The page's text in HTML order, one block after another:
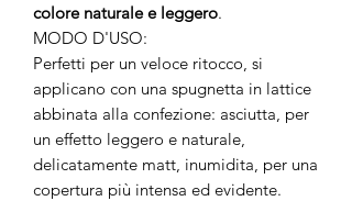
colore naturale e leggero.
MODO D'USO:
Perfetti per un veloce ritocco, si
applicano con una spugnetta in lattice
abbinata alla confezione: asciutta, per
un effetto leggero e naturale,
delicatamente matt, inumidita, per una
copertura più intensa ed evidente.